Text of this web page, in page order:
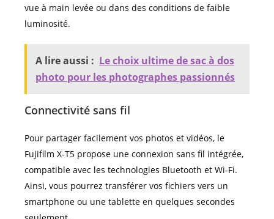
vue à main levée ou dans des conditions de faible
luminosité.
A lire aussi : Le choix ultime de sac à dos
photo pour les photographes passionnés
Connectivité sans fil
Pour partager facilement vos photos et vidéos, le
Fujifilm X-T5 propose une connexion sans fil intégrée,
compatible avec les technologies Bluetooth et Wi-Fi.
Ainsi, vous pourrez transférer vos fichiers vers un
smartphone ou une tablette en quelques secondes